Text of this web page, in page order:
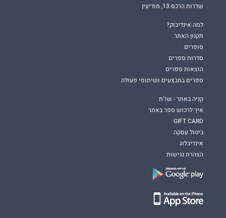
שדרות הרכס 13, מודיעין
למה אינדיבוק?
תקנון האתר
סופרים
סדרות ספרים
הוצאות ספרים
ספרים במבצעים ושיתופי פעולה
קניה באתר - שו"ת
איך לרכוש ספר באתר
GIFT CARD
ביטול עסקה
אינדיבלוג
הצהרת נגישות